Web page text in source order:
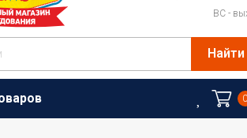
ВС -
Найти